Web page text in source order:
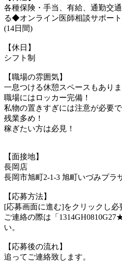
各種保険・手当、有給、通勤交
る◆オンライン医師相談サポー
(14日間)
【休日】
シフト制
【職場の雰囲気】
一息つける休憩スペースもありま
職場にはロッカー完備！
私物の置きすぎには注意が必要
残業多め！
稼ぎたい方は必見！
【面接地】
長岡店
長岡市旭町2-1-3 旭町いづみプラ
【応募方法】
[応募画面に進む]をクリックし必
ご連絡の際は「
い。
【応募後の流れ】
追ってご連絡致します。